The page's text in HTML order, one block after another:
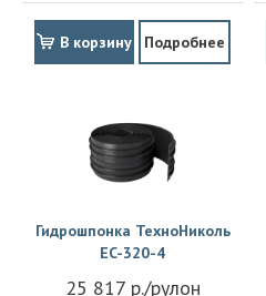
В корзину Подробнее
Гидрошпонка ТехноНиколь
EC-320-4
25 817 р./рулон